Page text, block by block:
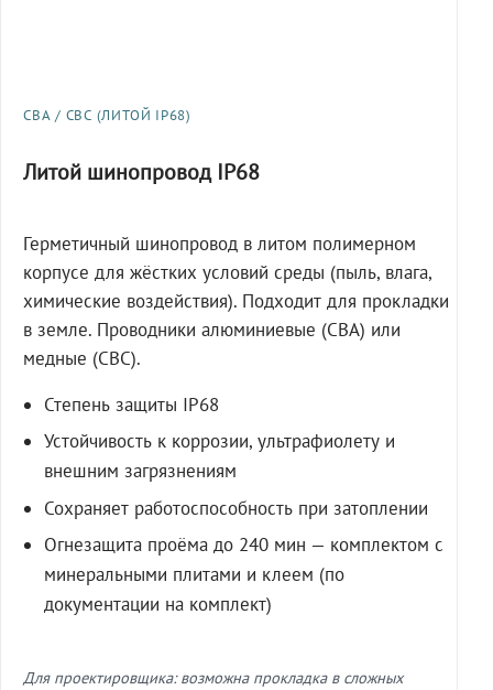
СВА / СВС (ЛИТОЙ IP68)
Литой шинопровод IP68
Герметичный шинопровод в литом полимерном
корпусе для жёстких условий среды (пыль, влага,
химические воздействия). Подходит для прокладки
в земле. Проводники алюминиевые (СВА) или
медные (СВС).
Степень защиты IP68
Устойчивость к коррозии, ультрафиолету и
внешним загрязнениям
Сохраняет работоспособность при затоплении
Огнезащита проёма до 240 мин — комплектом с
минеральными плитами и клеем (по
документации на комплект)
Для проектировщика: возможна прокладка в сложных